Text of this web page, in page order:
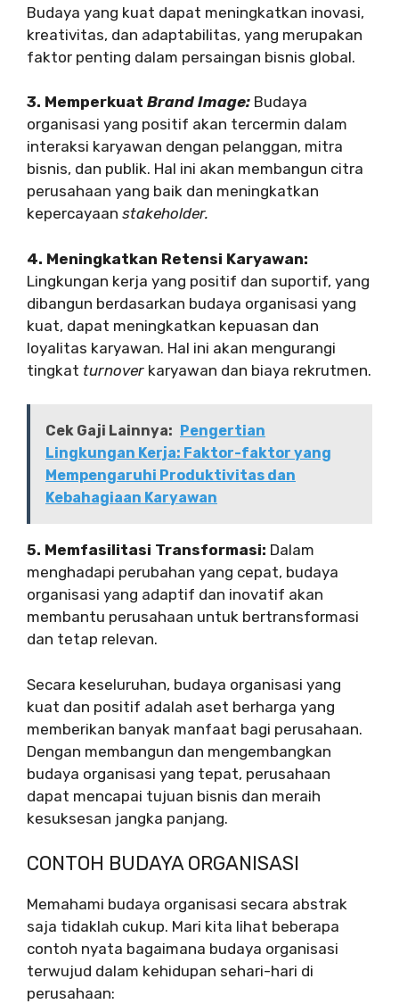
Budaya yang kuat dapat meningkatkan inovasi,
kreativitas, dan adaptabilitas, yang merupakan
faktor penting dalam persaingan bisnis global.
3. Memperkuat Brand Image: Budaya
organisasi yang positif akan tercermin dalam
interaksi karyawan dengan pelanggan, mitra
bisnis, dan publik. Hal ini akan membangun citra
perusahaan yang baik dan meningkatkan
kepercayaan stakeholder.
4. Meningkatkan Retensi Karyawan:
Lingkungan kerja yang positif dan suportif, yang
dibangun berdasarkan budaya organisasi yang
kuat, dapat meningkatkan kepuasan dan
loyalitas karyawan. Hal ini akan mengurangi
tingkat turnover karyawan dan biaya rekrutmen.
Cek Gaji Lainnya: Pengertian
Lingkungan Kerja: Faktor-faktor yang
Mempengaruhi Produktivitas dan
Kebahagiaan Karyawan
5. Memfasilitasi Transformasi: Dalam
menghadapi perubahan yang cepat, budaya
organisasi yang adaptif dan inovatif akan
membantu perusahaan untuk bertransformasi
dan tetap relevan.
Secara keseluruhan, budaya organisasi yang
kuat dan positif adalah aset berharga yang
memberikan banyak manfaat bagi perusahaan.
Dengan membangun dan mengembangkan
budaya organisasi yang tepat, perusahaan
dapat mencapai tujuan bisnis dan meraih
kesuksesan jangka panjang.
CONTOH BUDAYA ORGANISASI
Memahami budaya organisasi secara abstrak
saja tidaklah cukup. Mari kita lihat beberapa
contoh nyata bagaimana budaya organisasi
terwujud dalam kehidupan sehari-hari di
perusahaan: